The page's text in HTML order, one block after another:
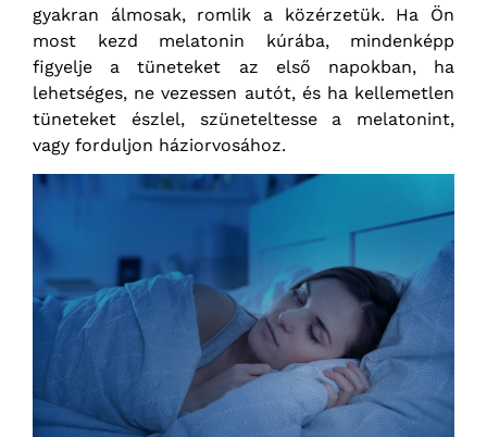
gyakran álmosak, romlik a közérzetük. Ha Ön
most kezd melatonin kúrába, mindenképp
figyelje a tüneteket az első napokban, ha
lehetséges, ne vezessen autót, és ha kellemetlen
tüneteket észlel, szüneteltesse a melatonint,
vagy forduljon háziorvosához.